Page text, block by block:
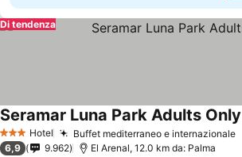
Di tendenza
3 StelleHotel Buffet mediterraneo e internazionale
Seramar Luna Park Adults Only
6,9 9.962 El Arenal, 12.0 km da: Palma